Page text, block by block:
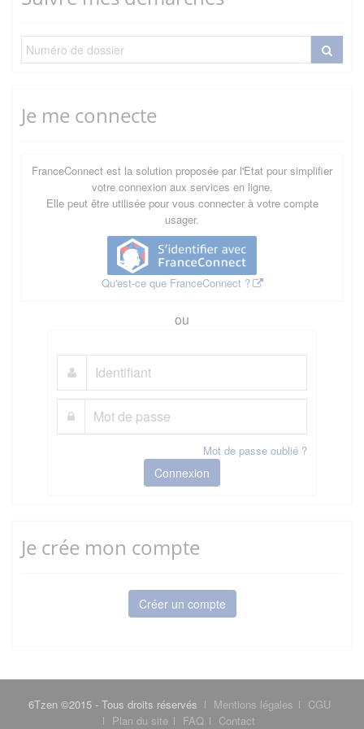
Je me connecte
FranceConnect est la solution proposée par l'Etat pour simplifier
votre connexion aux services en ligne.
Elle peut être utilisée pour vous connecter à votre compte
usager.
Qu'est-ce que FranceConnect ?
ou
Mot de passe oublié ?
Connexion
Je crée mon compte
Créer un compte
6Tzen ©2015 - Tous droits réservés Mentions légales
CGU
Plan du site
FAQ
Contact